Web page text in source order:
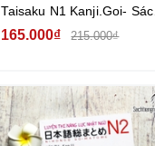
Taisaku N1 Kanji.Goi- Sách
tổng hợp kiến thức N1 về
165.000₫ 215.000₫